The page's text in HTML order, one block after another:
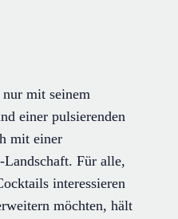
mit seinem
einer pulsierenden
mit einer
Landschaft. Für alle,
interessieren
möchten, hält